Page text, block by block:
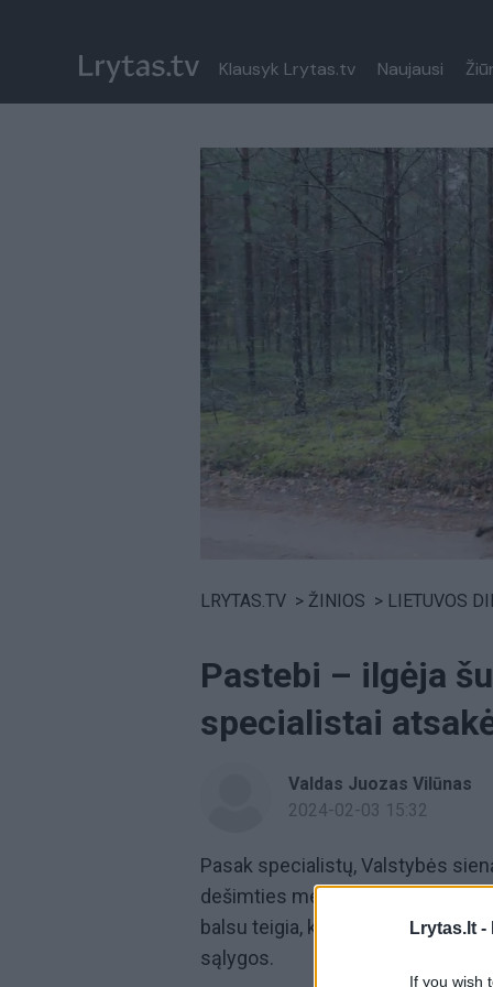
Lrytas.lt -
If you wish
Klausyk Lrytas.tv Naujausi
Paremkite Ukrainą
LRYTAS.TV > ŽINIOS > LIETUVOS
Pastebi – ilgėja
specialistai
Valdas Juozas Vilūnas
2024-02-03 15:32
Pasak specialistų, Valstybės
dešimties metų, o anksčiau riba
balsu teigia, kad būtent tam
sąlygos.